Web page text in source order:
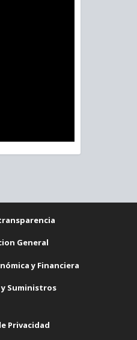
General
y Financiera
Suministros
Privacidad